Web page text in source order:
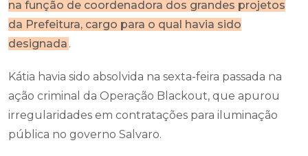
na função de coordenadora dos grandes projetos
da Prefeitura, cargo para o qual havia sido
designada .
Kátia havia sido absolvida na sexta-feira passada na
ação criminal da Operação Blackout, que apurou
irregularidades em contratações para iluminação
pública no governo Salvaro.